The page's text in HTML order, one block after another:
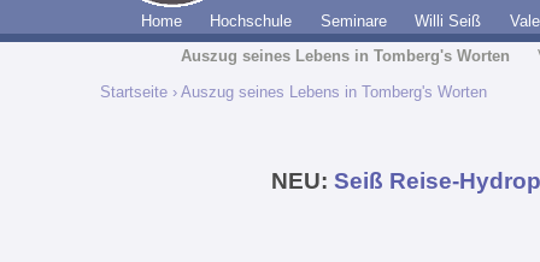
Home Hochschule Seminare Willi Seiß
Auszug seines Lebens in Tomberg's Worten
Startseite› Auszug seines Lebens in Tomberg's Worten
NEU: Seiß Reise-